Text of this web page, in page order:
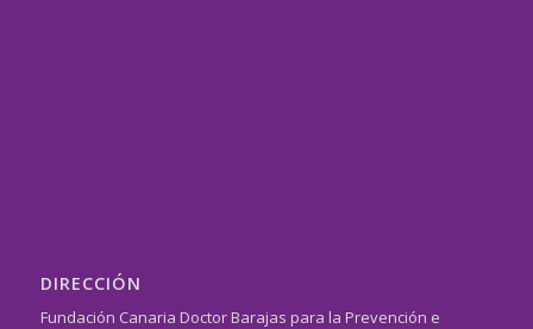
DIRECCIÓN
Fundación Canaria Doctor Barajas para la Prevención e